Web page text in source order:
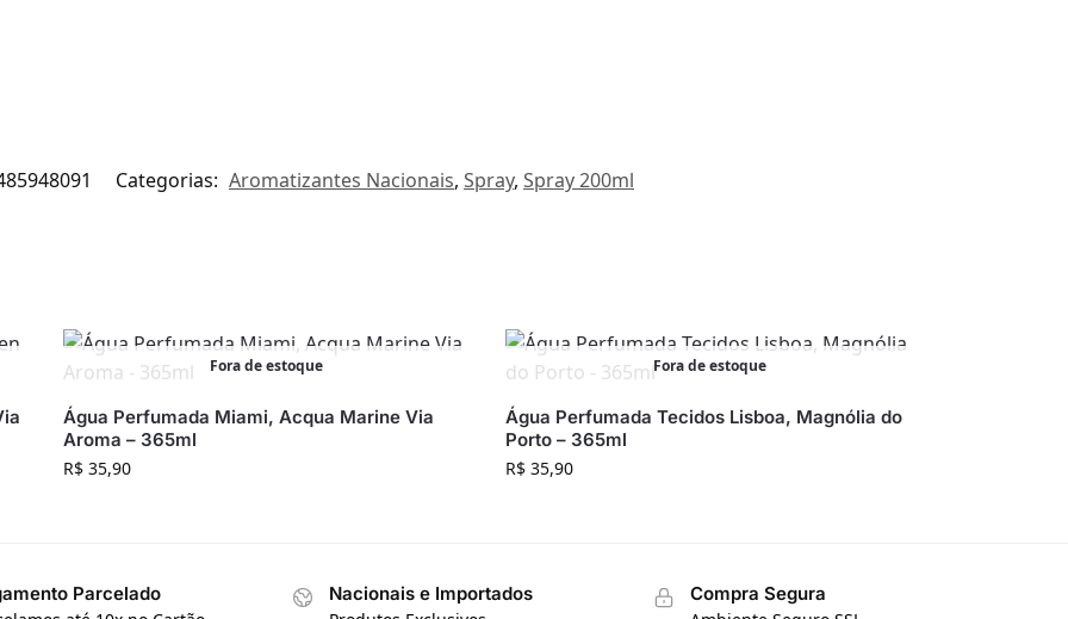
Categorias: Aromatizantes Nacionais, Spray, Spray 200ml
Fora de estoque
Água Perfumada Miami, Acqua Marine Via
Aroma – 365ml
R$35,90
Fora de estoque
Água Perfumada Tecidos Lisboa, Magnólia do
Porto – 365ml
R$ 35,90
Parcelado
Nacionais e Importados
Compra Segura